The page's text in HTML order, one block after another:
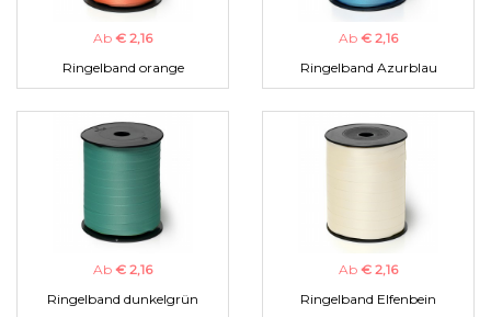
Ab € 2,16
Ringelband orange
Ab € 2,16
Ringelband Azurblau
Ab € 2,16
Ringelband dunkelgrün
Ab € 2,16
Ringelband Elfenbein